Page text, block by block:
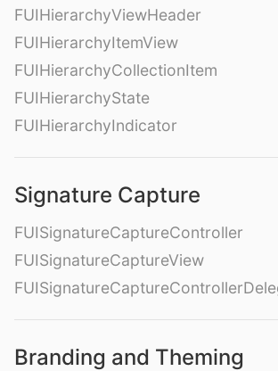
FUIHierarchyViewHeader
FUIHierarchyItemView
FUIHierarchyCollectionItem
FUIHierarchyState
FUIHierarchyIndicator
Signature Capture
FUISignatureCaptureController
FUISignatureCaptureView
Branding and Theming